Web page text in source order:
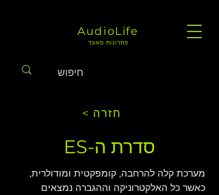
AudioLife
פתרונות סאונד
< חזרה
סדרת ה-ES
מערכת קלה להרחבה, קומפקטית ומודולרית,
כאשר כל האלקטרוניקה וההגברה נמצאים